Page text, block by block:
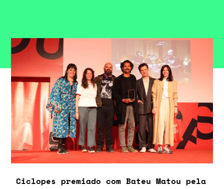
Ciclopes premiado com Bateu Matou pela